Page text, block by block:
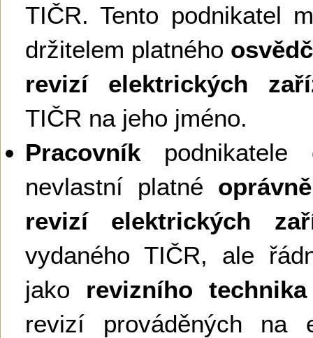
TIČR. Tento podnikatel
držitelem platného
revizí elektrických
TIČR na jeho jméno.
Pracovník
nevlastní platné
revizí elektrických
vydaného TIČR, ale
jako revizního
revizí prováděných na